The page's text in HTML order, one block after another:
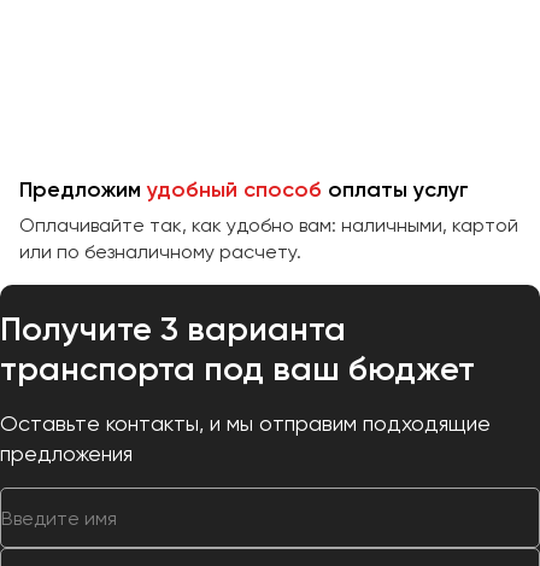
Предложимудобный способ оплаты услуг
Оплачивайте так, как удобно вам: наличными, картой
или по безналичному расчету.
Получите 3 варианта
транспорта под ваш бюджет
Оставьте контакты, и мы отправим подходящие
предложения
Ялта